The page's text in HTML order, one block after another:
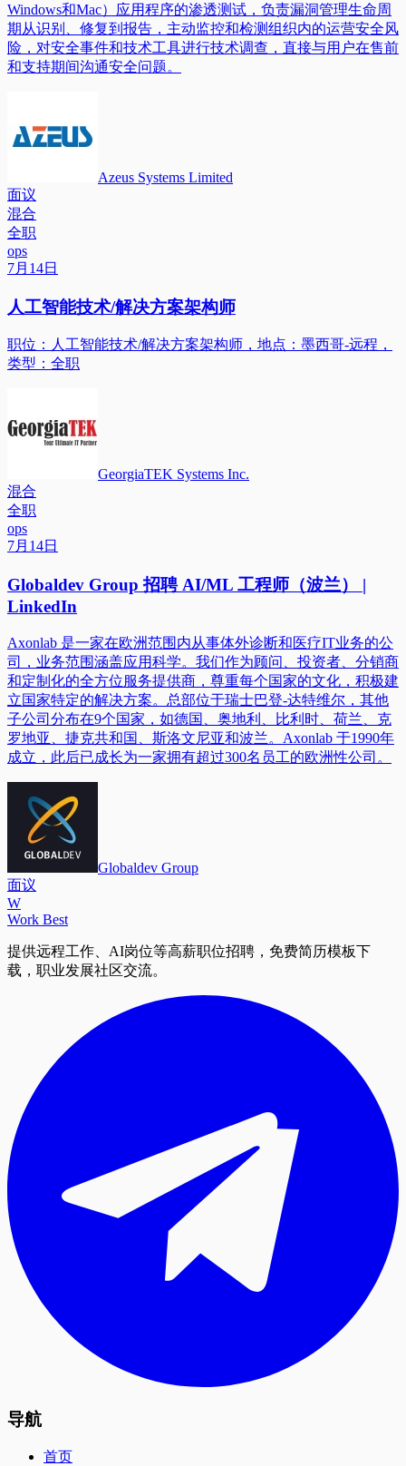
Windows和Mac）应用程序的渗透测试，负责漏洞管理生命周
期从识别、修复到报告，主动监控和检测组织内的运营安全风
险，对安全事件和技术工具进行技术调查，直接与用户在售前
和支持期间沟通安全问题。
Azeus Systems Limited
面议
混合
全职
ops
7月14日
人工智能技术/解决方案架构师
职位：人工智能技术/解决方案架构师，地点：墨西哥-远程，
类型：全职
GeorgiaTEK Systems Inc.
混合
全职
ops
7月14日
Globaldev Group 招聘 AI/ML 工程师（波兰） |
LinkedIn
Axonlab 是一家在欧洲范围内从事体外诊断和医疗IT业务的公
司，业务范围涵盖应用科学。我们作为顾问、投资者、分销商
和定制化的全方位服务提供商，尊重每个国家的文化，积极建
立国家特定的解决方案。总部位于瑞士巴登-达特维尔，其他
子公司分布在9个国家，如德国、奥地利、比利时、荷兰、克
罗地亚、捷克共和国、斯洛文尼亚和波兰。Axonlab 于1990年
成立，此后已成长为一家拥有超过300名员工的欧洲性公司。
Globaldev Group
面议
W
Work Best
提供远程工作、AI岗位等高薪职位招聘，免费简历模板下
载，职业发展社区交流。
导航
首页